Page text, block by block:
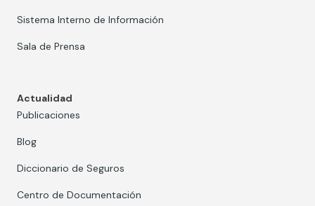
Sistema Interno de Información
Sala de Prensa
Actualidad
Publicaciones
Blog
Diccionario de Seguros
Centro de Documentación